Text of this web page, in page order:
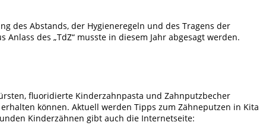
des Abstands, der Hygieneregeln und des Tragens der
des „TdZ“ musste in diesem Jahr abgesagt werden.
fluoridierte Kinderzahnpasta und Zahnputzbecher
können. Aktuell werden Tipps zum Zähneputzen in Kita
Kinderzähnen gibt auch die Internetseite: